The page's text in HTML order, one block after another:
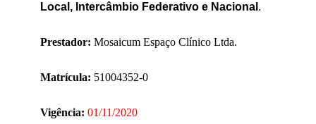
Local, Intercâmbio Federativo e Nacional .
Prestador: Mosaicum Espaço Clínico Ltda.
Matrícula: 51004352-0
Vigência: 01/11/2020